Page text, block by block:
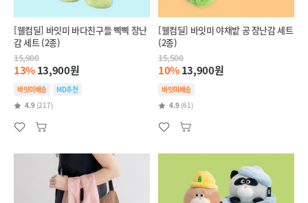
[웰컴딜] 바잇미 바다친구들 삑삑 장난
감 세트 (2종)
15,900
13%13,900원
바잇미배송
MD추천
4.9 (217)
[웰컴딜] 바잇미 야채밭 공 장난감 세트
(2종)
15,500
10%13,900원
바잇미배송
4.9 (61)